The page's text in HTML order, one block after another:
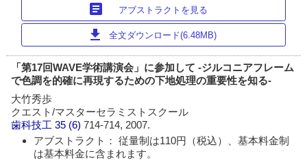
article アブストラクトを見る
download 全文ダウンロード(6.48MB)
「第17回WAVE学術講演会」に参加して -ジルコニアフレーム
で色調を的確に再現するための下地処理の重要性を知る-
大竹秀歩
クエスト/マスターセラミストスクール
歯科技工 35 (6)714-714, 2007.
アブストラクト： 従量制は110円（税込）、基本料金制
は基本料金に含まれます。